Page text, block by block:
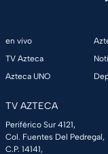
en vivo
TV Azteca
Azteca UNO
TV AZTECA
Periférico Sur 4121,
Col. Fuentes Del Pedregal,
C.P. 14141,